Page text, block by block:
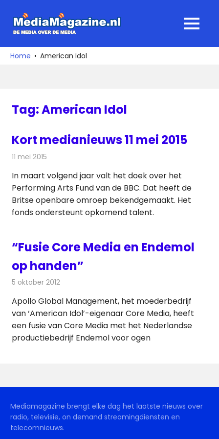
naar
media
over
MENU
Home American Idol
Tag:American Idol
Kort medianieuws 11 mei 2015
11 mei 2015
In maart volgend jaar valt het doek over het
Performing Arts Fund van de BBC. Dat heeft de
Britse openbare omroep bekendgemaakt. Het
fonds ondersteunt opkomend talent.
“Fusie Core Media en Endemol
op handen”
5 oktober 2012
Apollo Global Management, het moederbedrijf
van ‘American Idol’-eigenaar Core Media, heeft
een fusie van Core Media met het Nederlandse
productiebedrijf Endemol voor ogen
Mediamagazine brengt elke dag het laatste nieuws over
radio, televisie, on demand streamingdiensten en
telecomnieuws.